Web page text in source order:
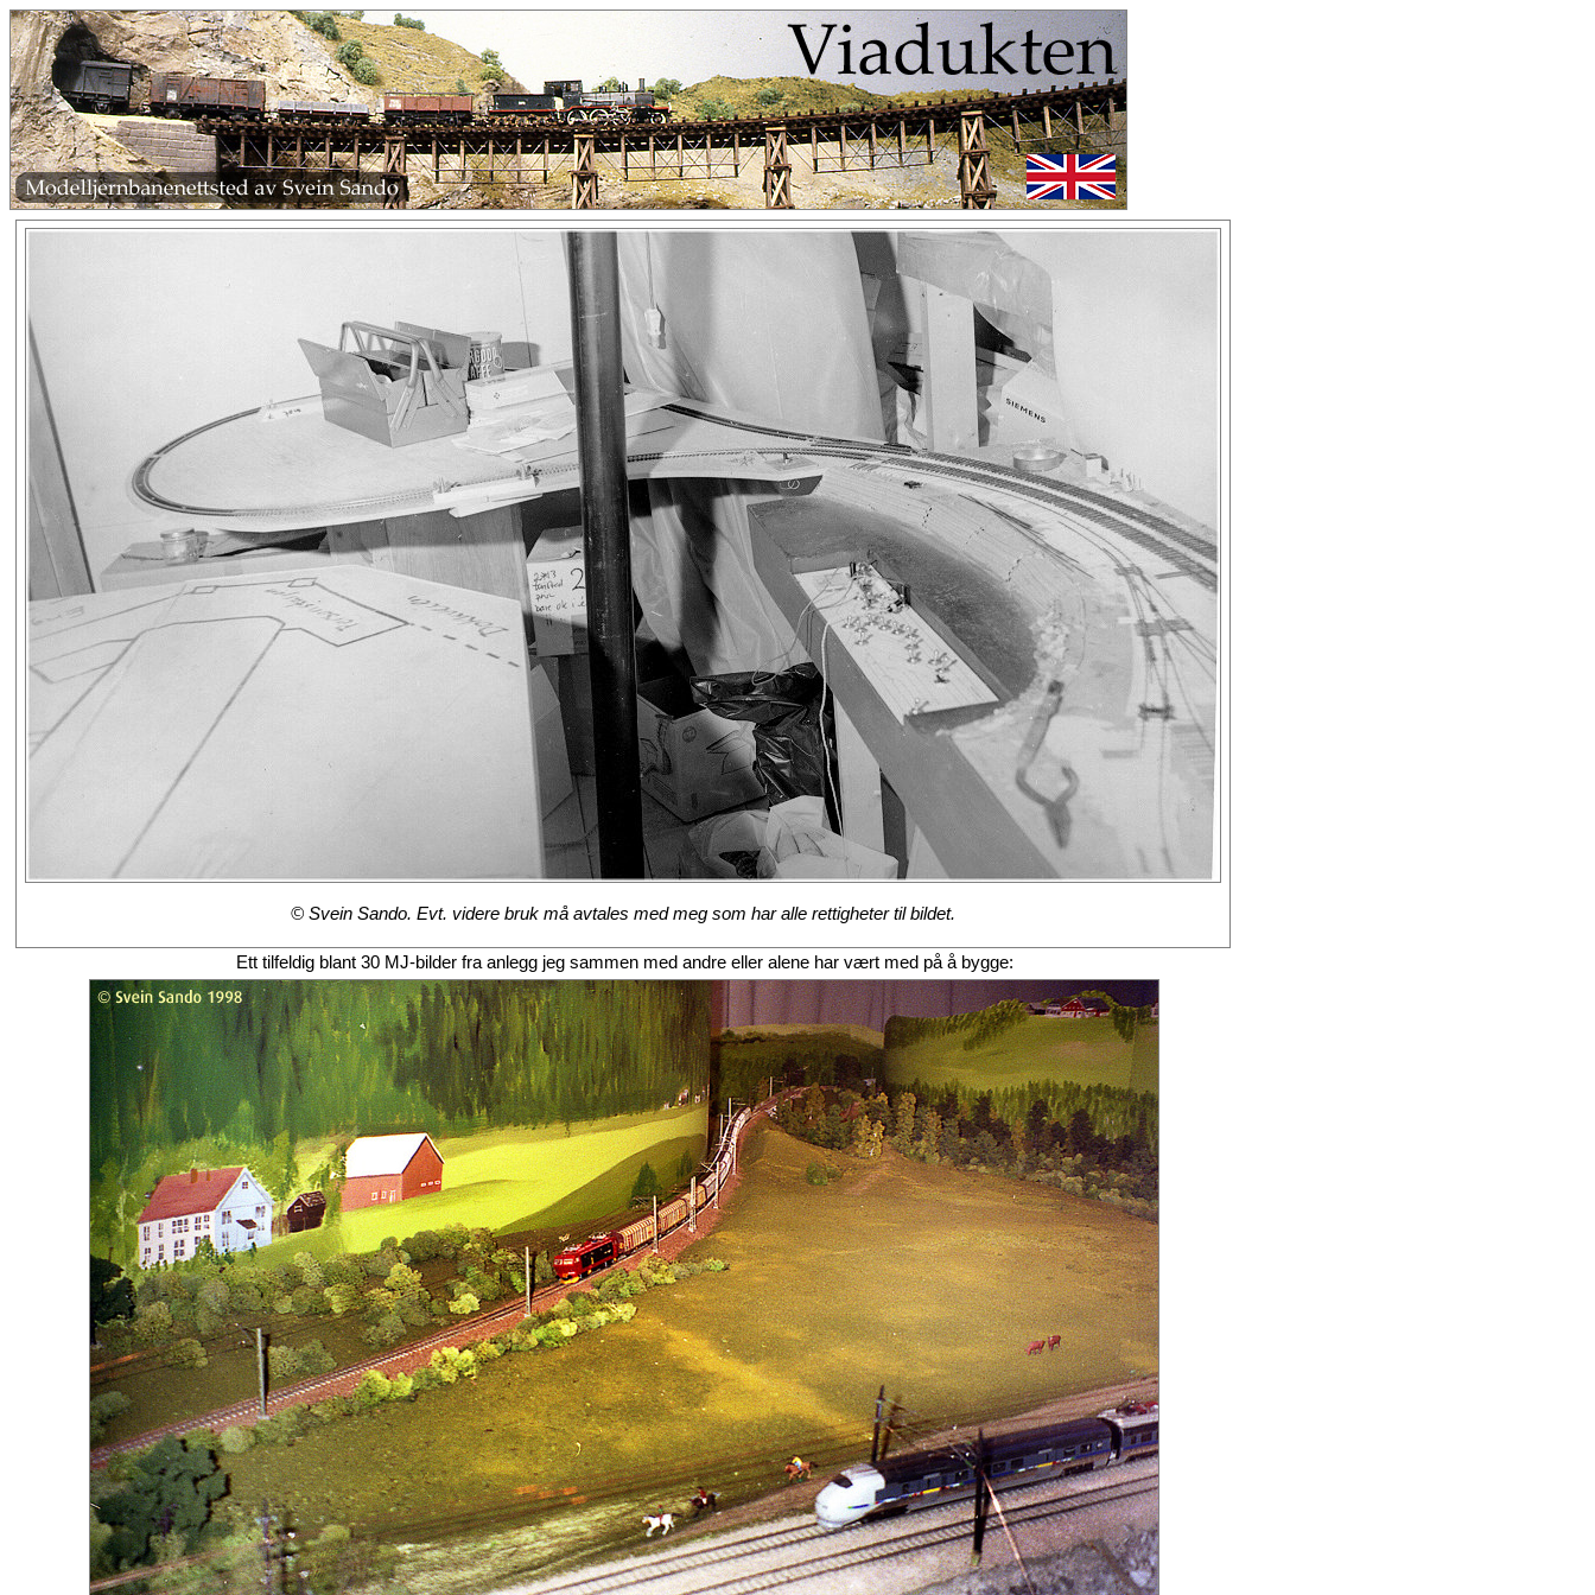
© Svein Sando. Evt. videre bruk må avtales med meg som har alle rettigheter til bildet.
Ett tilfeldig blant 30 MJ-bilder fra anlegg jeg sammen med andre eller alene har vært med på å bygge: